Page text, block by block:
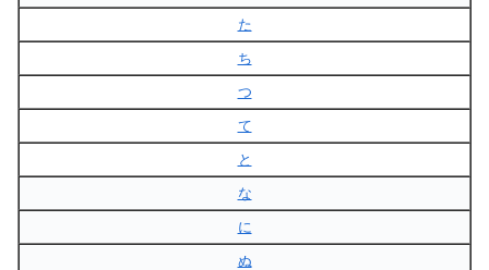
た
ち
つ
て
と
な
に
ぬ